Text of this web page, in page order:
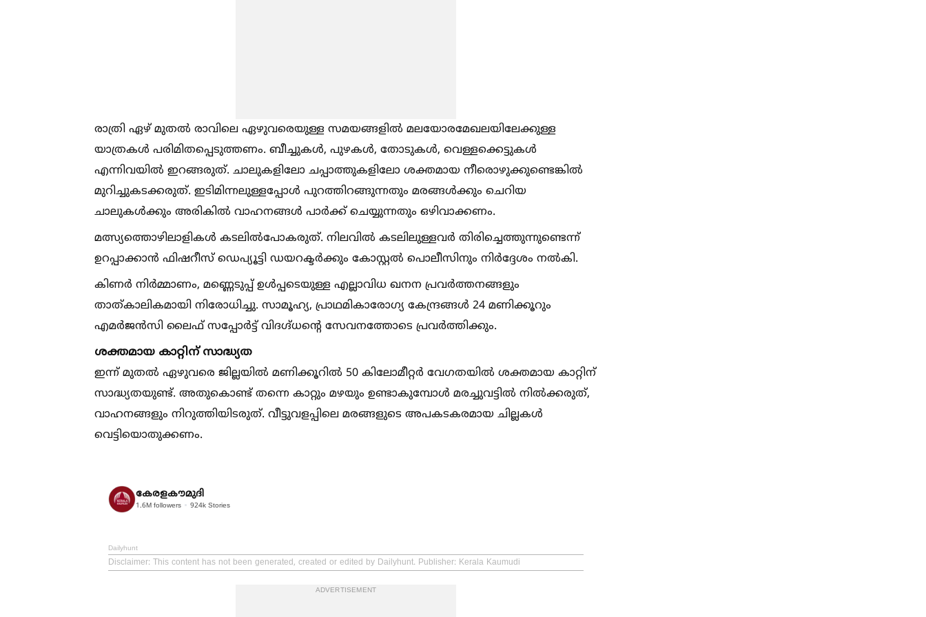
രാത്രി ഏഴ് മുതല്‍ രാവിലെ ഏഴുവരെയുള്ള സമയങ്ങളില്‍ മലയോരമേഖലയിലേക്കുള്ള
യാത്രകള്‍ പരിമിതപ്പെടുത്തണം. ബീച്ചുകള്‍, പുഴകള്‍, തോടുകള്‍, വെള്ളക്കെട്ടുകള്‍
എന്നിവയില്‍ ഇറങ്ങരുത്. ചാലുകളിലോ ചപ്പാത്തുകളിലോ ശക്തമായ നീരൊഴുക്കുണ്ടെങ്കില്‍
മുറിച്ചുകടക്കരുത്. ഇടിമിന്നലുള്ളപ്പോള്‍ പുറത്തിറങ്ങുന്നതും മരങ്ങള്‍ക്കും ചെറിയ
ചാലുകള്‍ക്കും അരികില്‍ വാഹനങ്ങള്‍ പാർക്ക്‌ ചെയ്യുന്നതും ഒഴിവാക്കണം.
മത്സ്യത്തൊഴിലാളികള്‍ കടലില്‍പോകരുത്. നിലവില്‍ കടലിലുള്ളവർ തിരിച്ചെത്തുന്നുണ്ടെന്ന്
ഉറപ്പാക്കാൻ ഫിഷറീസ് ഡെപ്യൂട്ടി ഡയറക്ടർക്കും കോസ്റ്റല്‍ പൊലീസിനും നിർദ്ദേശം നല്‍കി.
കിണർ നിർമ്മാണം, മണ്ണെടുപ്പ് ഉള്‍പ്പടെയുള്ള എല്ലാവിധ ഖനന പ്രവർത്തനങ്ങളും
താത്കാലികമായി നിരോധിച്ചു. സാമൂഹ്യ, പ്രാഥമികാരോഗ്യ കേന്ദ്രങ്ങള്‍ 24 മണിക്കൂറും
എമർജൻസി ലൈഫ് സപ്പോർട്ട് വിദഗ്ദ്ധന്റെ സേവനത്തോടെ പ്രവർത്തിക്കും.
ശക്തമായ കാറ്റിന് സാദ്ധ്യത
ഇന്ന് മുതല്‍ ഏഴുവരെ ജില്ലയില്‍ മണിക്കൂറില്‍ 50 കിലോമീറ്റർ വേഗതയില്‍ ശക്തമായ കാറ്റിന്
സാദ്ധ്യതയുണ്ട്. അതുകൊണ്ട് തന്നെ കാറ്റും മഴയും ഉണ്ടാകുമ്പോള്‍ മരച്ചുവട്ടില്‍ നില്‍ക്കരുത്,
വാഹനങ്ങളും നിറുത്തിയിടരുത്. വീട്ടുവളപ്പിലെ മരങ്ങളുടെ അപകടകരമായ ചില്ലകള്‍
വെട്ടിയൊതുക്കണം.
കേരളകൗമുദി
1.6M followers 924k Stories
Dailyhunt
Disclaimer: This content has not been generated, created or edited by Dailyhunt. Publisher: Kerala Kaumudi
ADVERTISEMENT